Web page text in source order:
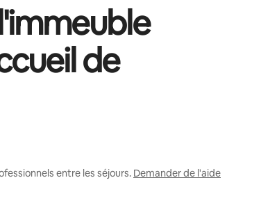
de
entre les séjours. Demander de l'aide